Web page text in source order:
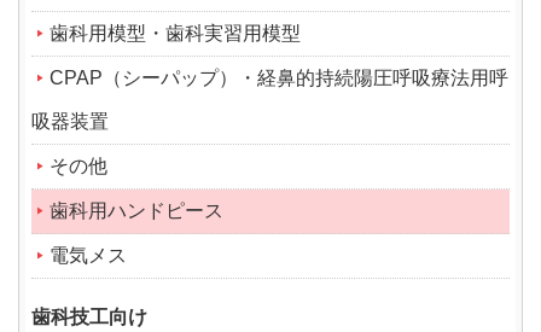
歯科用模型・歯科実習用模型
CPAP（シーパップ）・経鼻的持続陽圧呼吸療法用呼
吸器装置
その他
歯科用ハンドピース
電気メス
歯科技工向け